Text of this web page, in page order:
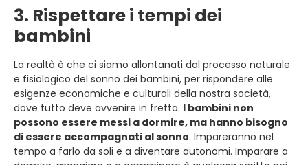
3. Rispettare i tempi dei
bambini
La realtà è che ci siamo allontanati dal processo naturale
e fisiologico del sonno dei bambini, per rispondere alle
esigenze economiche e culturali della nostra società,
dove tutto deve avvenire in fretta. I bambini non
possono essere messi a dormire, ma hanno bisogno
di essere accompagnati al sonno. Impareranno nel
tempo a farlo da soli e a diventare autonomi. Imparare a